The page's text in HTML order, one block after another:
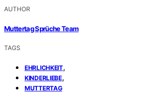
AUTHOR
Muttertag Sprüche Team
TAGS
EHRLICHKEIT,
KINDERLIEBE,
MUTTERTAG